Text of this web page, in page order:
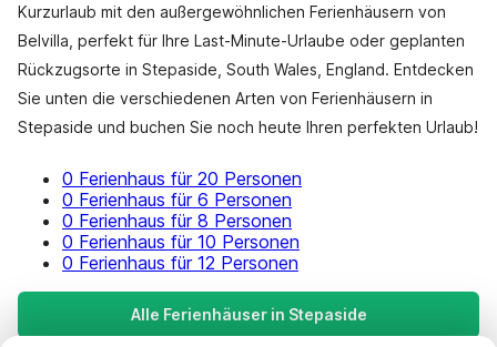
Kurzurlaub mit den außergewöhnlichen Ferienhäusern von
Belvilla, perfekt für Ihre Last-Minute-Urlaube oder geplanten
Rückzugsorte in Stepaside, South Wales, England. Entdecken
Sie unten die verschiedenen Arten von Ferienhäusern in
Stepaside und buchen Sie noch heute Ihren perfekten Urlaub!
0 Ferienhaus für 20 Personen
0 Ferienhaus für 6 Personen
0 Ferienhaus für 8 Personen
0 Ferienhaus für 10 Personen
0 Ferienhaus für 12 Personen
Alle Ferienhäuser in Stepaside